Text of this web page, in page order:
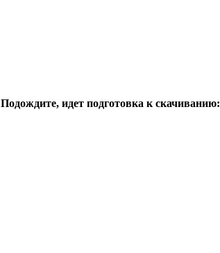
Подождите, идет подготовка к скачиванию: